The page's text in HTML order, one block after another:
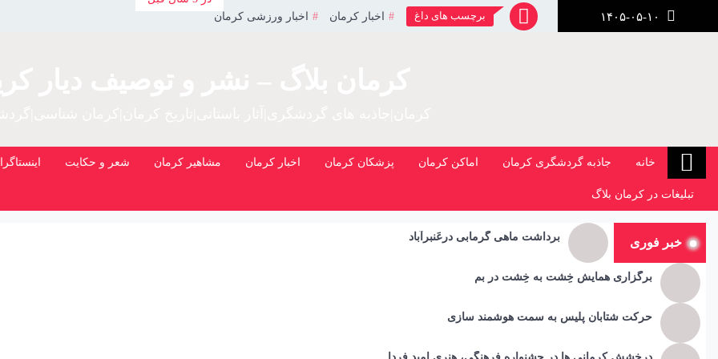
برچسب های داغ اخبار کرمان اخبار ورزشی کرمان
خانه جاذبه گردشگری کرمان اماکن کرمان پزشکان کرمان اخبار کرمان مشاهیر کرمان شعر و حکایت
تبلیغات در کرمان بلاگ
خبر فوری برداشت ماهی گرمابی درعَنبرآباد
برگزاری همایش خِشت به خِشت در بم
حرکت شتابان پلیس به سمت هوشمند سازی